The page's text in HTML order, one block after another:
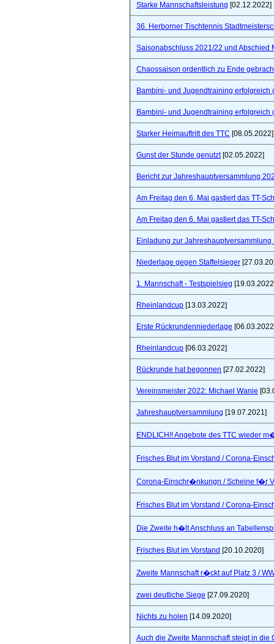
Starke Mannschaftsleistung [02.12.2022]
36. Herborner Tischtennis
Saisonabschluss 2021/22 und Abschied
Chaossaison ordentlich zu Ende
Bambini- und Jugendtraining erfolgreich
Bambini- und Jugendtraining erfolgreich
Starker Heimauftritt des TTC [08.05.2022]
Gunst der Stunde genutzt[02.05.2022]
Bericht zur Jahreshauptversammlung
Am Freitag den 6. Mai gastiert das TT-
Am Freitag den 6. Mai gastiert das TT-
Einladung zur Jahreshauptversammlung
Niederlage gegen Staffelsieger
1. Mannschaft - Testspielsieg
Rheinlandcup [13.03.2022]
Erste Rückrundenniederlage
Rheinlandcup [06.03.2022]
Rückrunde hat begonnen [27.02.2022]
Vereinsmeister 2022: Michael Wanie
Jahreshauptversammlung [19.07.2021]
ENDLICH!! Angebote des TTC wieder
Frisches Blut im Vorstand / Corona-
Corona-Einschr�nkungn / Scheine f�r
Frisches Blut im Vorstand / Corona-
Die Zweite h�lt Anschluss an
Frisches Blut im Vorstand [20.10.2020]
Zweite Mannschaft r�ckt auf Platz 3 /
zwei deutliche Siege [27.09.2020]
Nichts zu holen [14.09.2020]
Auch die Zweite Mannschaft steigt in die